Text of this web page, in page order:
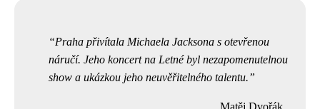
Praha přivítala Michaela Jacksona s otevřenou
náručí. Jeho koncert na Letné byl nezapomenutelnou
show a ukázkou jeho neuvěřitelného talentu.
Matěj Dvořák